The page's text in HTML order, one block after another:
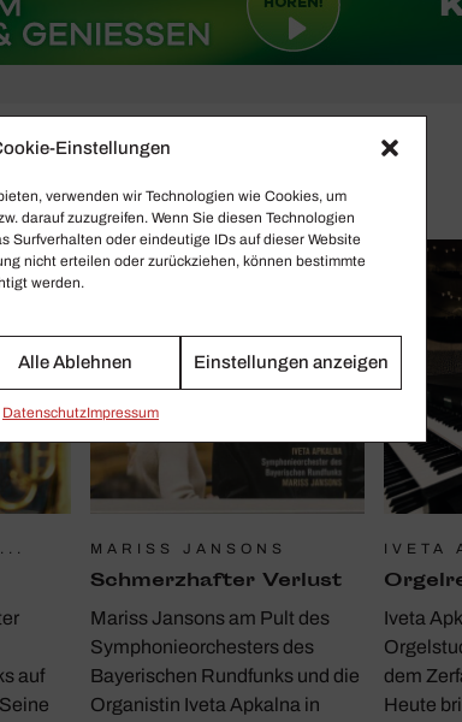
Einstellungen
verwenden wir Technologien wie Cookies, um
darauf zuzugreifen. Wenn Sie diesen Technologien
Surfverhalten oder eindeutige IDs auf dieser Website
nicht erteilen oder zurückziehen, können bestimmte
werden.
Alle Ablehnen Einstellungen anzeigen
Daten­schutzImpressum
auf
MARISS JANSONS
Schmerz­hafter Verlust
Mariss Jansons am Pult des
Symphonieorchesters des
Bayerischen Rundfunks und die
Organistin Iveta Apkalna in
IVETA
Iveta
dem
Heute